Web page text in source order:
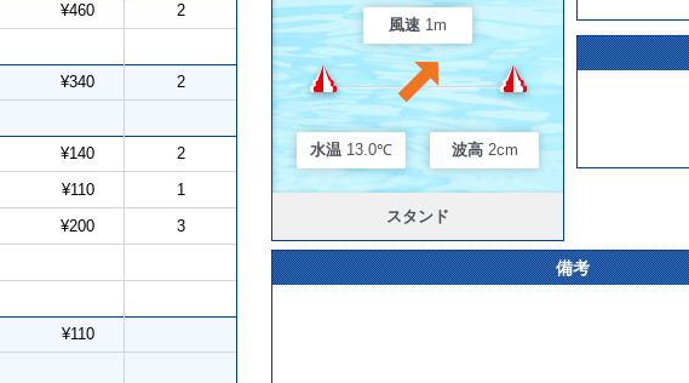
¥460 2
¥340 2
¥140 2
¥110 1
¥200 3
¥110
風速 1m
水温 13.0℃ 波高 2cm
スタンド
備考